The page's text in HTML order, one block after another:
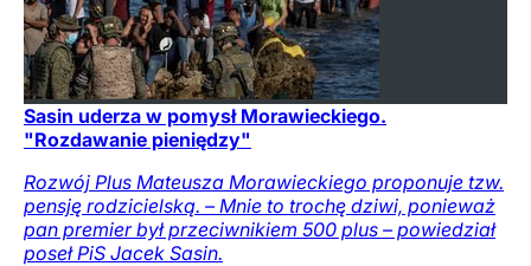
Sasin uderza w pomysł Morawieckiego.
"Rozdawanie pieniędzy"
Rozwój Plus Mateusza Morawieckiego proponuje tzw.
pensję rodzicielską. – Mnie to trochę dziwi, ponieważ
pan premier był przeciwnikiem 500 plus – powiedział
poseł PiS Jacek Sasin.